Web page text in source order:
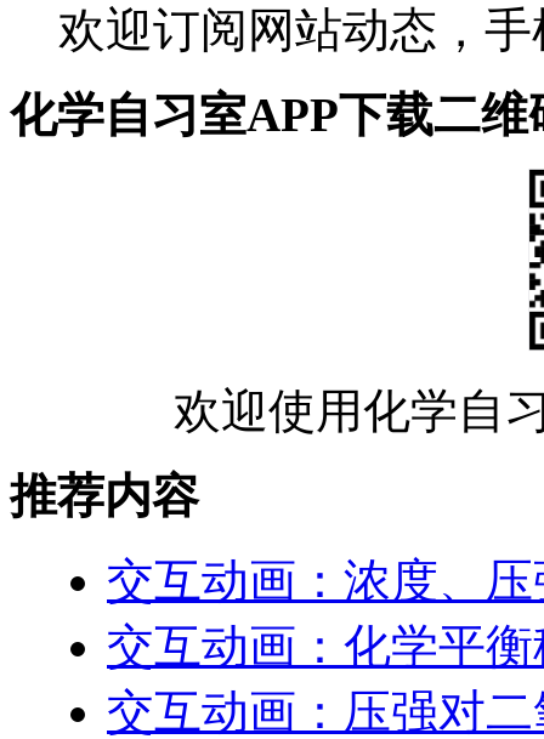
欢迎订阅网站动态，
化学自习室APP下载二维
欢迎使用化学自
推荐内容
交互动画：浓度、
交互动画：化学平
交互动画：压强对